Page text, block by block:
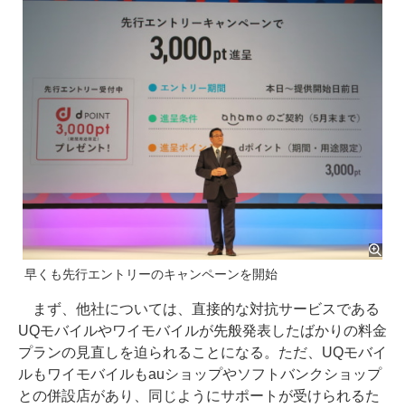
早くも先行エントリーのキャンペーンを開始
まず、他社については、直接的な対抗サービスである
UQモバイルやワイモバイルが先般発表したばかりの料金
プランの見直しを迫られることになる。ただ、UQモバイ
ルもワイモバイルもauショップやソフトバンクショップ
との併設店があり、同じようにサポートが受けられるた